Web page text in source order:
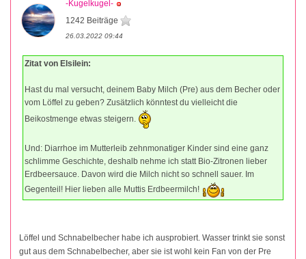
-Kugelkugel-
1242 Beiträge
26.03.2022 09:44
Zitat von Elsilein:
Hast du mal versucht, deinem Baby Milch (Pre) aus dem Becher oder
vom Löffel zu geben? Zusätzlich könntest du vielleicht die
Beikostmenge etwas steigern.
Und: Diarrhoe im Mutterleib zehnmonatiger Kinder sind eine ganz
schlimme Geschichte, deshalb nehme ich statt Bio-Zitronen lieber
Erdbeersauce. Davon wird die Milch nicht so schnell sauer. Im
Gegenteil! Hier lieben alle Muttis Erdbeermilch!
Löffel und Schnabelbecher habe ich ausprobiert. Wasser trinkt sie sonst
gut aus dem Schnabelbecher, aber sie ist wohl kein Fan von der Pre